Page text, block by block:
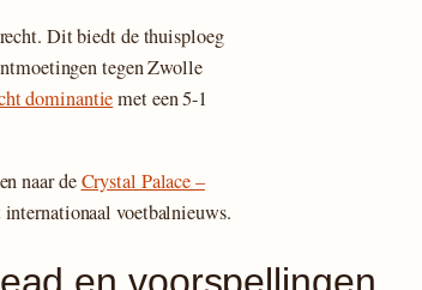
Dit biedt de thuisploeg
tegen Zwolle
dominantiemet een 5-1
naar deCrystal Palace –
voetbalnieuws.
en voorspellingen